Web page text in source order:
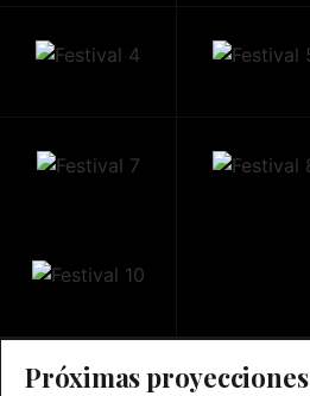
Próximas proyecciones